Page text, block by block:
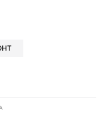
в Xв Viber
в Whatsapp
в Messenger
в LinkedIn
в Google news
в Viber
в LinkedIn